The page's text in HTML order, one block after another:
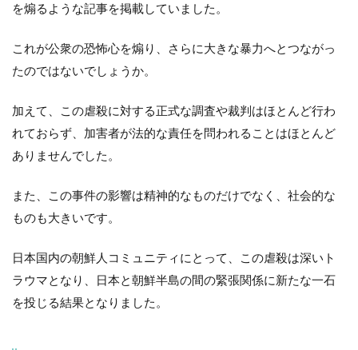
を煽るような記事を掲載していました。
これが公衆の恐怖心を煽り、さらに大きな暴力へとつながっ
たのではないでしょうか。
加えて、この虐殺に対する正式な調査や裁判はほとんど行わ
れておらず、加害者が法的な責任を問われることはほとんど
ありませんでした。
また、この事件の影響は精神的なものだけでなく、社会的な
ものも大きいです。
日本国内の朝鮮人コミュニティにとって、この虐殺は深いト
ラウマとなり、日本と朝鮮半島の間の緊張関係に新たな一石
を投じる結果となりました。